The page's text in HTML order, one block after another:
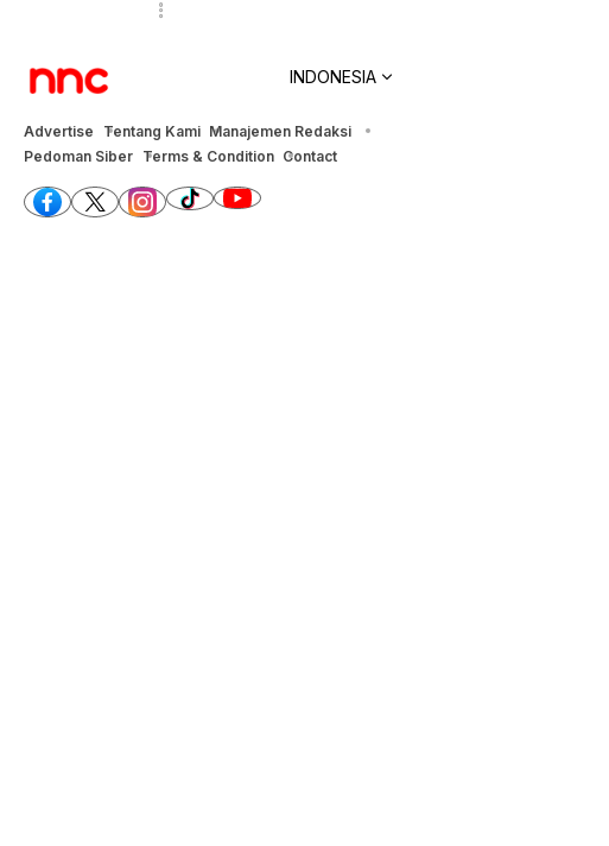
INDONESIA
Advertise Tentang Kami Manajemen Redaksi
Pedoman Siber Terms & Condition Contact